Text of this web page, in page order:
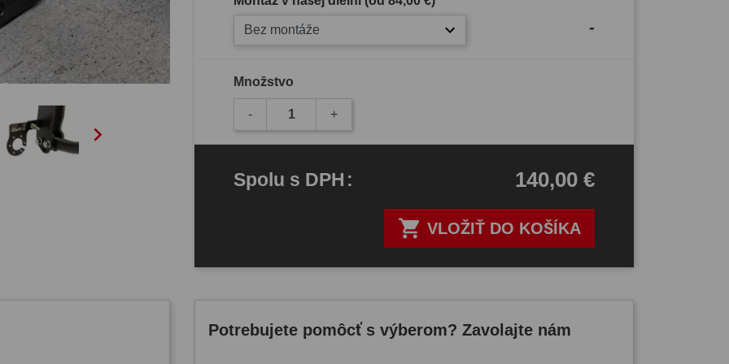

Bez montáže -
Množstvo
- +
 VLOŽIŤ DO KOŠÍKA
Spolu s DPH: 140,00 €
Potrebujete pomôcť s výberom? Zavolajte nám